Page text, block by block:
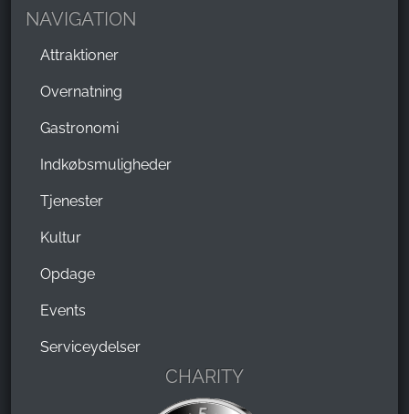
NAVIGATION
Attraktioner
Overnatning
Gastronomi
Indkøbsmuligheder
Tjenester
Kultur
Opdage
Events
Serviceydelser
CHARITY